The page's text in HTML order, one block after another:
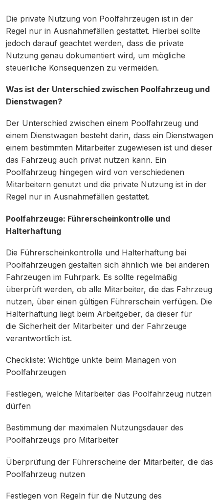
Die private Nutzung von Poolfahrzeugen ist in der
Regel nur in Ausnahmefällen gestattet. Hierbei sollte
jedoch darauf geachtet werden, dass die private
Nutzung genau dokumentiert wird, um mögliche
steuerliche Konsequenzen zu vermeiden.
Was ist der Unterschied zwischen Poolfahrzeug und
Dienstwagen?
Der Unterschied zwischen einem Poolfahrzeug und
einem Dienstwagen besteht darin, dass ein Dienstwagen
einem bestimmten Mitarbeiter zugewiesen ist und dieser
das Fahrzeug auch privat nutzen kann. Ein
Poolfahrzeug hingegen wird von verschiedenen
Mitarbeitern genutzt und die private Nutzung ist in der
Regel nur in Ausnahmefällen gestattet.
Poolfahrzeuge: Führerscheinkontrolle und
Halterhaftung
Die Führerscheinkontrolle und Halterhaftung bei
Poolfahrzeugen gestalten sich ähnlich wie bei anderen
Fahrzeugen im Fuhrpark. Es sollte regelmäßig
überprüft werden, ob alle Mitarbeiter, die das Fahrzeug
nutzen, über einen gültigen Führerschein verfügen. Die
Halterhaftung liegt beim Arbeitgeber, da dieser für
die Sicherheit der Mitarbeiter und der Fahrzeuge
verantwortlich ist.
Checkliste: Wichtige unkte beim Managen von
Poolfahrzeugen
Festlegen, welche Mitarbeiter das Poolfahrzeug nutzen
dürfen
Bestimmung der maximalen Nutzungsdauer des
Poolfahrzeugs pro Mitarbeiter
Überprüfung der Führerscheine der Mitarbeiter, die das
Poolfahrzeug nutzen
Festlegen von Regeln für die Nutzung des